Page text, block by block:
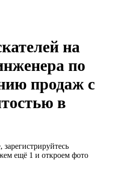
на
по
продаж с
в
ещё 1 и откроем фото